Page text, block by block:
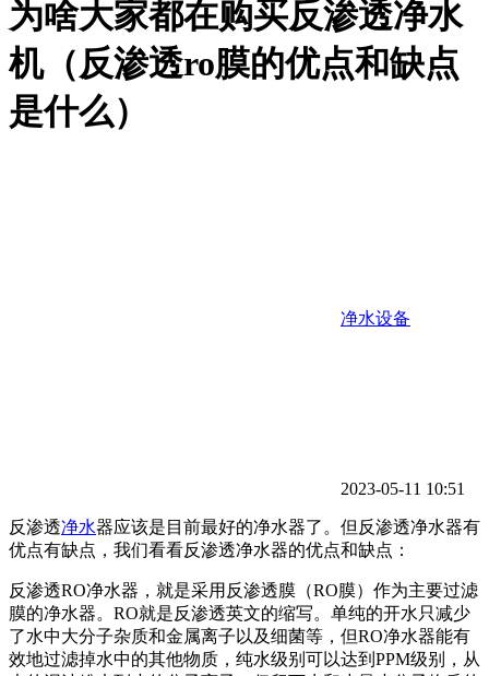
为啥大家都在购买反渗透净水
机（反渗透ro膜的优点和缺点
是什么）
净水设备
2023-05-11 10:51
反渗透净水器应该是目前最好的净水器了。但反渗透净水器有
优点有缺点，我们看看反渗透净水器的优点和缺点：
反渗透RO净水器，就是采用反渗透膜（RO膜）作为主要过滤
膜的净水器。RO就是反渗透英文的缩写。单纯的开水只减少
了水中大分子杂质和金属离子以及细菌等，但RO净水器能有
效地过滤掉水中的其他物质，纯水级别可以达到PPM级别，从